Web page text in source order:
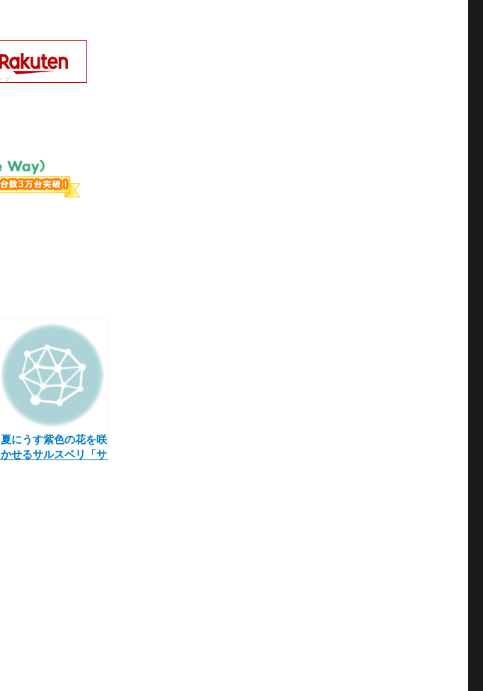
夏にうす紫色の花を咲
かせるサルスベリ「サ